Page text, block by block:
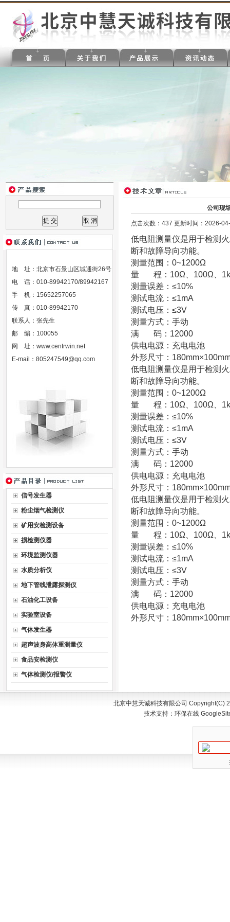
地 址：北京市石景山区城通街26号
电 话：010-89942170/89942167
手 机：15652257065
传 真：010-89942170
联系人：张先生
邮 编：100055
网 址： www.centrwin.net
E-mail： 805247549@qq.com
信号发生器
粉尘烟气检测仪
矿用安检测设备
损检测仪器
环境监测仪器
水质分析仪
地下管线泄露探测仪
石油化工设备
实验室设备
气体发生器
超声波身高体重测量仪
食品安检测仪
气体检测仪/报警仪
公司现
点击次数：437 更新时间：2026-
低电阻测量仪是用于检测
断和故障导向功能。
测量范围：0~1200Ω
量 程：10Ω、100Ω、
测量误差：≤10%
测试电流：≤1mA
测试电压：≤3V
测量方式：手动
满 码：12000
供电电源：充电电池
外形尺寸：
低电阻测量仪是用于检测
断和故障导向功能。
测量范围：0~1200Ω
量 程：10Ω、100Ω、
测量误差：≤10%
测试电流：≤1mA
测试电压：≤3V
测量方式：手动
满 码：12000
供电电源：充电电池
外形尺寸：
低电阻测量仪是用于检测
断和故障导向功能。
测量范围：0~1200Ω
量 程：10Ω、100Ω、
测量误差：≤10%
测试电流：≤1mA
测试电压：≤3V
测量方式：手动
满 码：12000
供电电源：充电电池
外形尺寸：
北京中慧天诚科技有限公司
技术支持： 环保在线